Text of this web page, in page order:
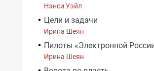
Нэнси Уэйл
Цели и задачи
Ирина Шеян
Пилоты «Электронной
Ирина Шеян